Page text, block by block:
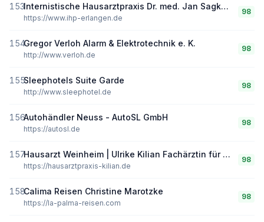
153 Internistische Hausarztpraxis Dr. med. Jan Sagkob
https://www.ihp-erlangen.de
98
154Gregor Verloh Alarm & Elektrotechnik e. K.
http://www.verloh.de
98
155Sleephotels Suite Garde
http://www.sleephotel.de
98
156Autohändler Neuss - AutoSL GmbH
https://autosl.de
98
157 Hausarzt Weinheim | Ulrike Kilian Fachärztin für Allgemeinmedizin | Hausarztpraxis Weinheim
https://hausarztpraxis-kilian.de
98
158Calima Reisen Christine Marotzke
https://la-palma-reisen.com
98